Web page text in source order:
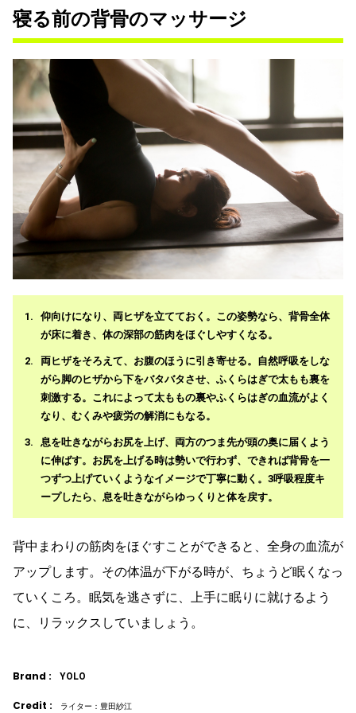
寝る前の背骨のマッサージ
仰向けになり、両ヒザを立てておく。この姿勢なら、背骨全体
が床に着き、体の深部の筋肉をほぐしやすくなる。
両ヒザをそろえて、お腹のほうに引き寄せる。自然呼吸をしな
がら脚のヒザから下をバタバタさせ、ふくらはぎで太もも裏を
刺激する。これによって太ももの裏やふくらはぎの血流がよく
なり、むくみや疲労の解消にもなる。
息を吐きながらお尻を上げ、両方のつま先が頭の奥に届くよう
に伸ばす。お尻を上げる時は勢いで行わず、できれば背骨を一
つずつ上げていくようなイメージで丁寧に動く。3呼吸程度キ
ープしたら、息を吐きながらゆっくりと体を戻す。
背中まわりの筋肉をほぐすことができると、全身の血流が
アップします。その体温が下がる時が、ちょうど眠くなっ
ていくころ。眠気を逃さずに、上手に眠りに就けるよう
に、リラックスしていましょう。
Brand : YOLO
Credit : ライター：豊田紗江